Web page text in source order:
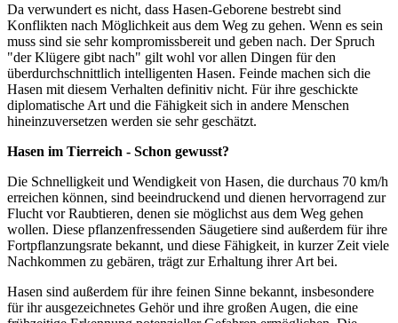
Da verwundert es nicht, dass Hasen-Geborene bestrebt sind
Konflikten nach Möglichkeit aus dem Weg zu gehen. Wenn es sein
muss sind sie sehr kompromissbereit und geben nach. Der Spruch
"der Klügere gibt nach" gilt wohl vor allen Dingen für den
überdurchschnittlich intelligenten Hasen. Feinde machen sich die
Hasen mit diesem Verhalten definitiv nicht. Für ihre geschickte
diplomatische Art und die Fähigkeit sich in andere Menschen
hineinzuversetzen werden sie sehr geschätzt.
Hasen im Tierreich - Schon gewusst?
Die Schnelligkeit und Wendigkeit von Hasen, die durchaus 70 km/h
erreichen können, sind beeindruckend und dienen hervorragend zur
Flucht vor Raubtieren, denen sie möglichst aus dem Weg gehen
wollen. Diese pflanzenfressenden Säugetiere sind außerdem für ihre
Fortpflanzungsrate bekannt, und diese Fähigkeit, in kurzer Zeit viele
Nachkommen zu gebären, trägt zur Erhaltung ihrer Art bei.
Hasen sind außerdem für ihre feinen Sinne bekannt, insbesondere
für ihr ausgezeichnetes Gehör und ihre großen Augen, die eine